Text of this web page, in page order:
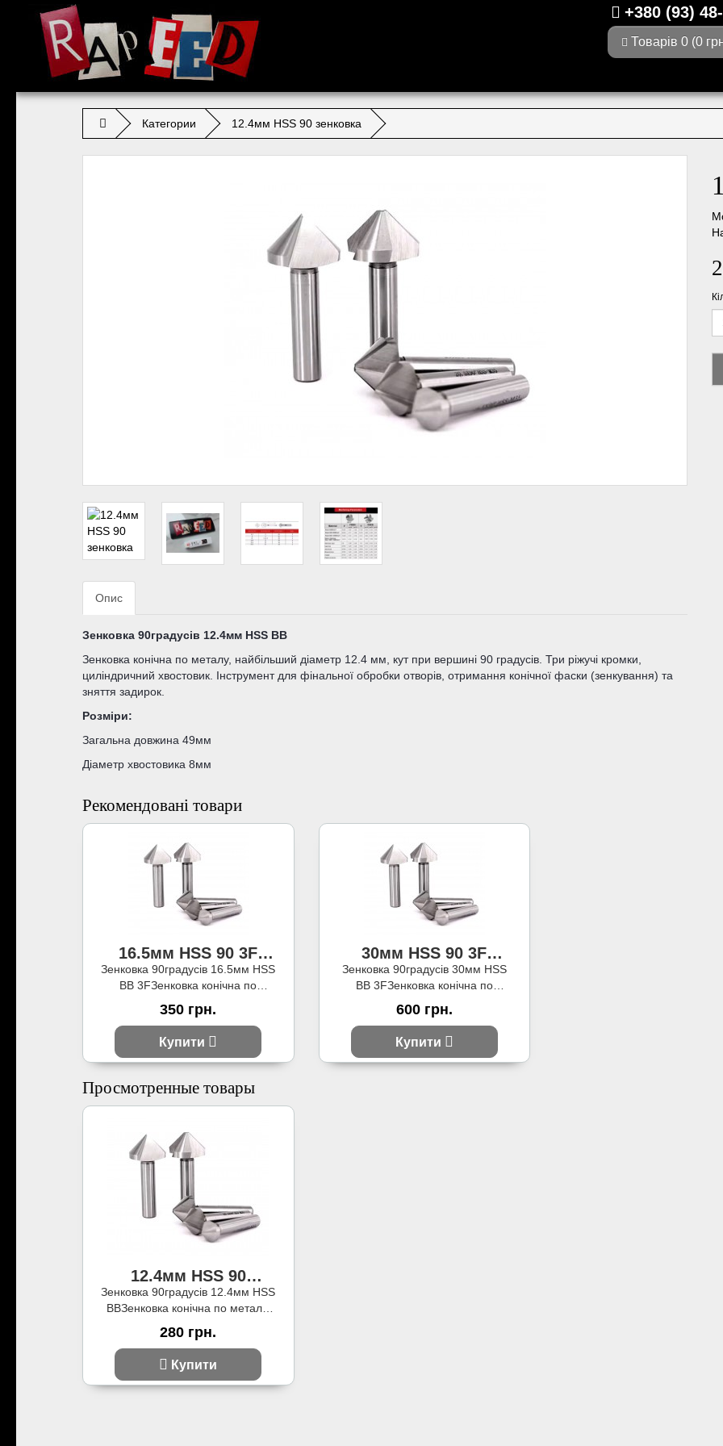
+380 (93)
Товарів 0 (0
Категории 12.4мм HSS 90 зенковка
Опис
Зенковка 90градусів 12.4мм HSS BB
Зенковка конічна по металу, найбільший діаметр 12.4 мм, кут при вершині 90 градусів. Три ріжучі кромки,
циліндричний хвостовик. Інструмент для фінальної обробки отворів, отримання конічної фаски (зенкування) та
зняття задирок.
Розміри:
Загальна довжина 49мм
Діаметр хвостовика 8мм
Рекомендовані товари
16.5мм HSS 90 3F
зенковка
Зенковка 90градусів 16.5мм HSS
BB 3FЗенковка конічна по
мм, кут при ..
350 грн.
Купити
30мм HSS 90 3F
зенковка
Зенковка 90градусів 30мм HSS
BB 3FЗенковка конічна по
мм, кут при верш..
600 грн.
Купити
Просмотренные товары
12.4мм HSS 90
зенковка
Зенковка 90градусів 12.4мм HSS
BBЗенковка конічна по металу,
при вер..
280 грн.
Купити